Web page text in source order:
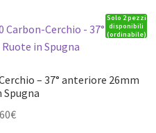
Solo 2 pezzi
disponibili
(ordinabile)
– 37° anteriore 26mm
Spugna
€